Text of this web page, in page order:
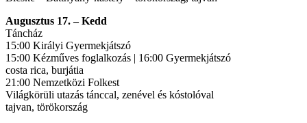
Augusztus 17. – Kedd
Táncház
15:00 Királyi Gyermekjátszó
15:00 Kézműves foglalkozás | 16:00 Gyermekjátszó
costa rica, burjátia
21:00 Nemzetközi Folkest
Világkörüli utazás tánccal, zenével és kóstolóval
tajvan, törökország